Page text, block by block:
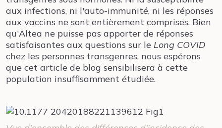
aux infections, ni l'auto-immunité, ni les réponses
aux vaccins ne sont entièrement comprises. Bien
qu'Altea ne puisse pas apporter de réponses
satisfaisantes aux questions sur le Long COVID
chez les personnes transgenres, nous espérons
que cet article de blog sensibilisera à cette
population insuffisamment étudiée.